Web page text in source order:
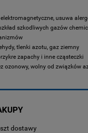
usuwa
szkodliwych gazów
tlenki azotu, gaz ziemny
zapachy i inne cząsteczki
ozonowy, wolny od
dostawy